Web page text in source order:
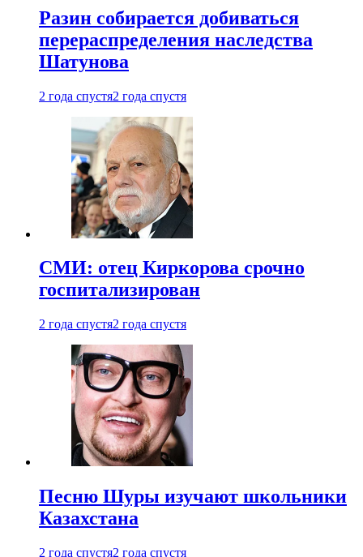
Разин собирается добиваться
перераспределения наследства
Шатунова
2 года спустя2 года спустя
СМИ: отец Киркорова срочно
госпитализирован
2 года спустя2 года спустя
Песню Шуры изучают школьники
Казахстана
2 года спустя2 года спустя